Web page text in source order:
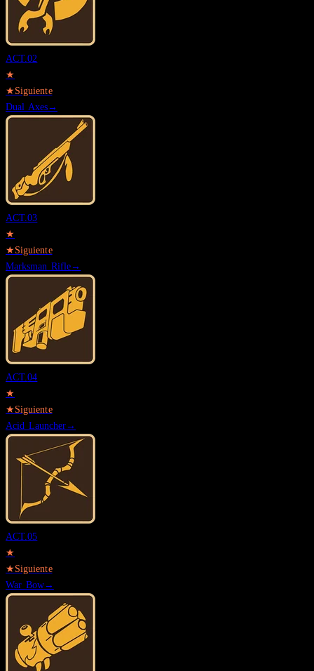
ACT.02
★
★Siguiente
Dual Axes→
ACT.03
★
★Siguiente
Marksman Rifle→
ACT.04
★
★Siguiente
Acid Launcher→
ACT.05
★
★Siguiente
War Bow→